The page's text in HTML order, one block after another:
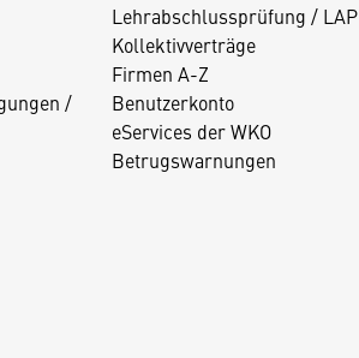
/
Lehrabschlussprüfung / LAP
Kollektivverträge
Firmen A-Z
Benutzerkonto
eServices der WKO
Betrugswarnungen